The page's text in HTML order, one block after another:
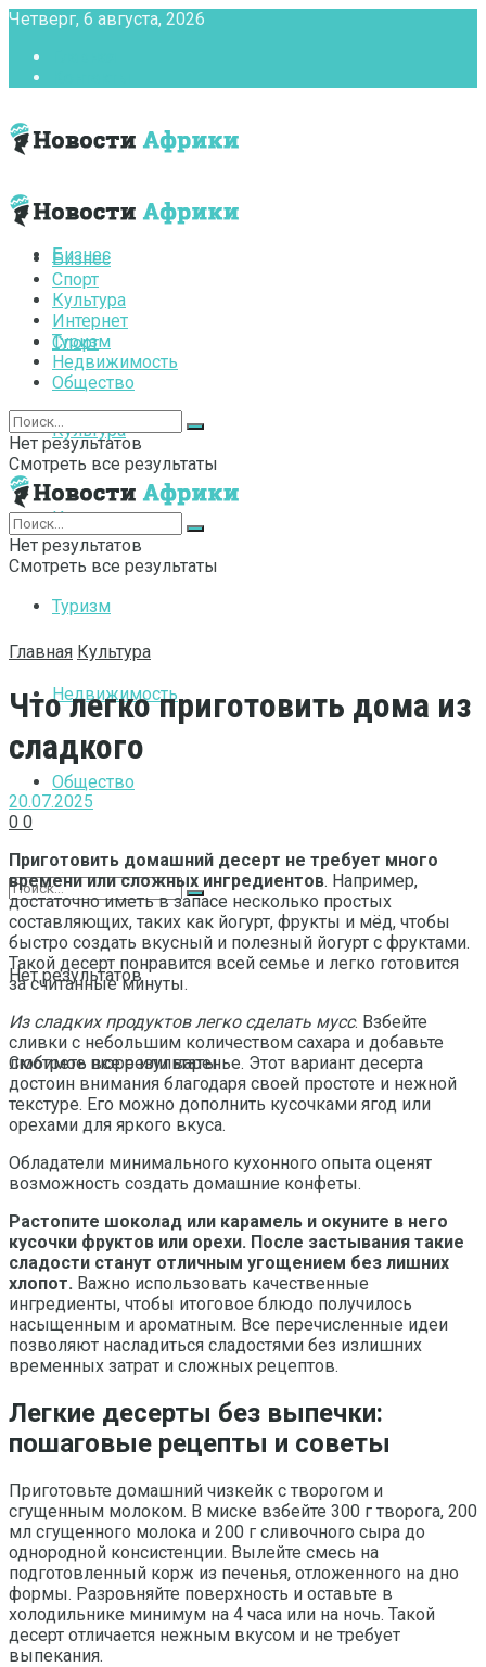
Четверг, 6 августа, 2026
Бизнес
Спорт
Культура
Интернет
Туризм
Недвижимость
Общество
Нет результатов
Смотреть все результаты
Бизнес
Спорт
Культура
Интернет
Туризм
Недвижимость
Общество
Нет результатов
Смотреть все результаты
Нет результатов
Смотреть все результаты
Главная Культура
Что легко приготовить дома из
сладкого
20.07.2025
0 0
Приготовить домашний десерт не требует много
времени или сложных ингредиентов. Например,
достаточно иметь в запасе несколько простых
составляющих, таких как йогурт, фрукты и мёд, чтобы
быстро создать вкусный и полезный йогурт с фруктами.
Такой десерт понравится всей семье и легко готовится
за считанные минуты.
Из сладких продуктов легко сделать мусс. Взбейте
сливки с небольшим количеством сахара и добавьте
любимое пюре или варенье. Этот вариант десерта
достоин внимания благодаря своей простоте и нежной
текстуре. Его можно дополнить кусочками ягод или
орехами для яркого вкуса.
Обладатели минимального кухонного опыта оценят
возможность создать домашние конфеты.
Растопите шоколад или карамель и окуните в него
кусочки фруктов или орехи. После застывания такие
сладости станут отличным угощением без лишних
хлопот. Важно использовать качественные
ингредиенты, чтобы итоговое блюдо получилось
насыщенным и ароматным. Все перечисленные идеи
позволяют насладиться сладостями без излишних
временных затрат и сложных рецептов.
Легкие десерты без выпечки:
пошаговые рецепты и советы
Приготовьте домашний чизкейк с творогом и
сгущенным молоком. В миске взбейте 300 г творога, 200
мл сгущенного молока и 200 г сливочного сыра до
однородной консистенции. Вылейте смесь на
подготовленный корж из печенья, отложенного на дно
формы. Разровняйте поверхность и оставьте в
холодильнике минимум на 4 часа или на ночь. Такой
десерт отличается нежным вкусом и не требует
выпекания.